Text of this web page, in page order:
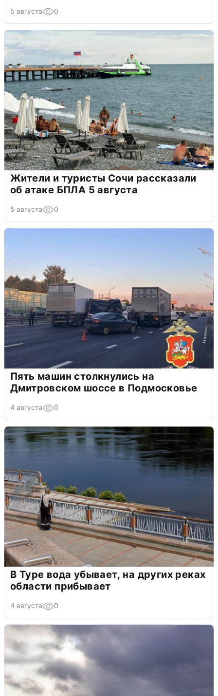
5 августа 0
Жители и туристы Сочи рассказали
об атаке БПЛА 5 августа
5 августа 0
Пять машин столкнулись на
Дмитровском шоссе в Подмосковье
4 августа 0
В Туре вода убывает, на других реках
области прибывает
4 августа 0